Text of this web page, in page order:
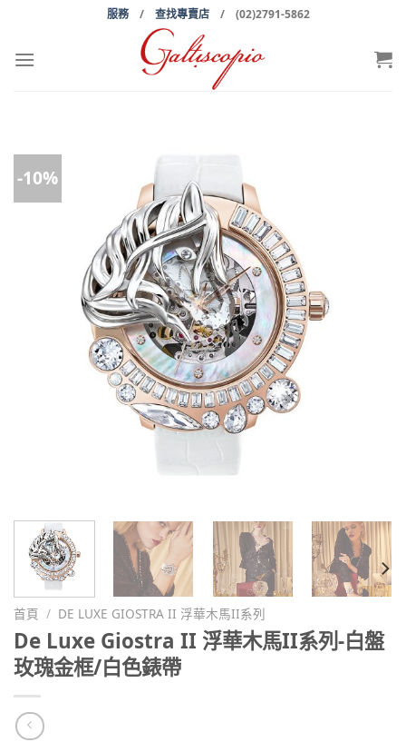
content
服務/ 查找專賣店 / (02)2791-5862
-10%
首頁 / DE LUXE GIOSTRA II 浮華木馬II系列
De Luxe Giostra II 浮華木馬II系列-白盤
玫瑰金框/白色錶帶